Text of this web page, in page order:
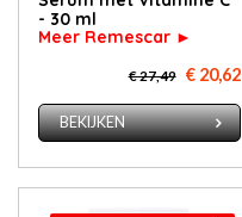
- 30 ml
Meer Remescar ►
€ 27,49 € 20,62
BEKIJKEN